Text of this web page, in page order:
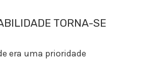
TORNA-SE
era uma prioridade